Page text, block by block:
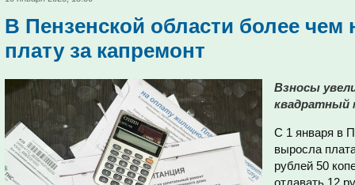
В Пензенской области более чем
плату за капремонт
Взносы
квадратный
С 1 января в
выросла
рублей 50
отдавать 12